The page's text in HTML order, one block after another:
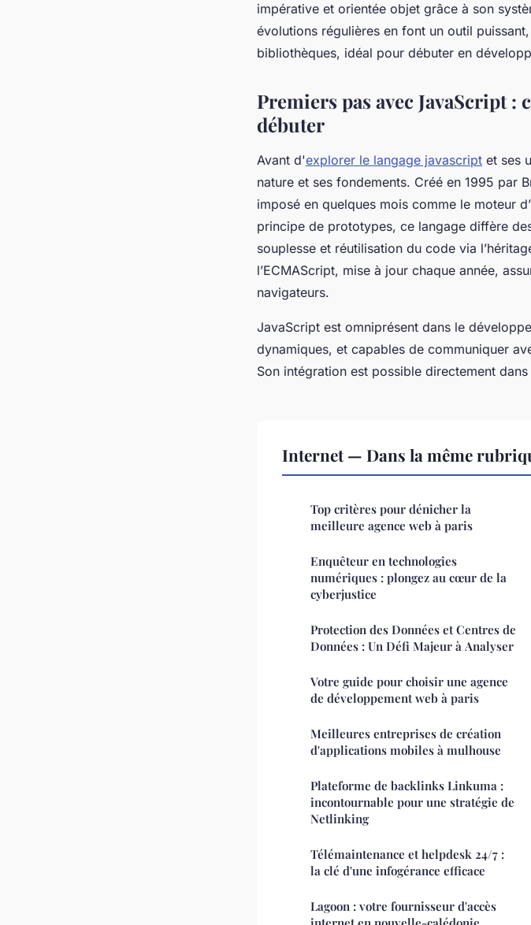
impérative et orientée objet grâce à son
évolutions régulières en font un outil
bibliothèques, idéal pour débuter en
Premiers pas avec JavaScript :
débuter
Avant d'explorer le langage javascript et ses
nature et ses fondements. Créé en 1995 par
imposé en quelques mois comme le moteur
principe de prototypes, ce langage diffère
souplesse et réutilisation du code via
l’ECMAScript, mise à jour chaque année,
navigateurs.
JavaScript est omniprésent dans le
dynamiques, et capables de communiquer
Son intégration est possible directement
Internet — Dans la même
Top critères pour dénicher la
meilleure agence web à paris
Enquêteur en technologies
numériques : plongez au cœur de la
cyberjustice
Protection des Données et Centres de
Données : Un Défi Majeur à Analyser
Votre guide pour choisir une agence
de développement web à paris
Meilleures entreprises de création
d'applications mobiles à mulhouse
Plateforme de backlinks Linkuma :
incontournable pour une stratégie de
Netlinking
Télémaintenance et helpdesk 24/7 :
la clé d'une infogérance efficace
Lagoon : votre fournisseur d'accès